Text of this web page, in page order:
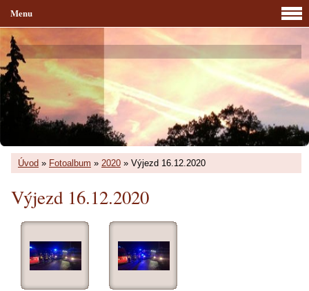
Úvod » Fotoalbum » 2020 » Výjezd 16.12.2020
Výjezd 16.12.2020
Menu